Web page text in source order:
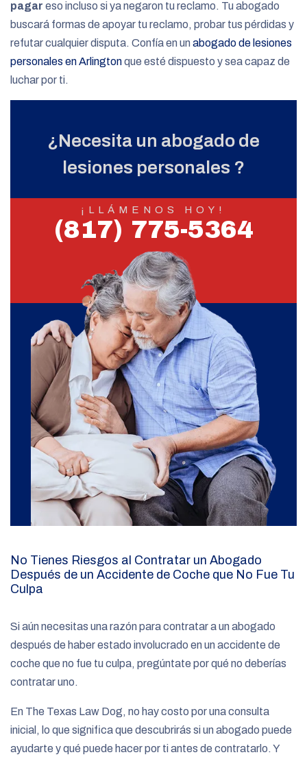
pagar eso incluso si ya negaron tu reclamo. Tu abogado
buscará formas de apoyar tu reclamo, probar tus pérdidas y
refutar cualquier disputa. Confía en un abogado de lesiones
personales en Arlingtonque esté dispuesto y sea capaz de
luchar por ti.
¿Necesita un abogado de
lesiones personales ?
¡LLÁMENOS HOY!
(817) 775-5364
No Tienes Riesgos al Contratar un Abogado
Después de un Accidente de Coche que No Fue Tu
Culpa
Si aún necesitas una razón para contratar a un abogado
después de haber estado involucrado en un accidente de
coche que no fue tu culpa, pregúntate por qué no deberías
contratar uno.
En The Texas Law Dog, no hay costo por una consulta
inicial, lo que significa que descubrirás si un abogado puede
ayudarte y qué puede hacer por ti antes de contratarlo. Y